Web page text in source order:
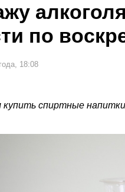
по
18:08
спиртные